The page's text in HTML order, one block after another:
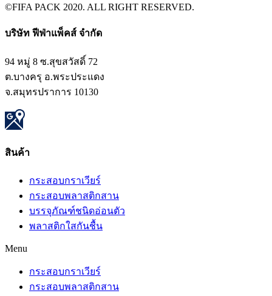
©FIFA PACK 2020. ALL RIGHT RESERVED.
บริษัท ฟีฟ่าแพ็คส์ จำกัด​
94 หมู่ 8 ซ.สุขสวัสดิ์ 72
ต.บางครุ อ.พระประแดง
จ.สมุทรปราการ 10130
สินค้า​
กระสอบกราเวียร์
กระสอบพลาสติกสาน
บรรจุภัณฑ์ชนิดอ่อนตัว
พลาสติกใสกันชื้น
Menu
กระสอบกราเวียร์
กระสอบพลาสติกสาน